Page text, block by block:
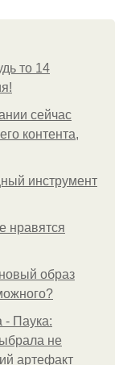
то 14
сейчас
контента,
инструмент
нравятся
образ
- Паука:
не
артефакт